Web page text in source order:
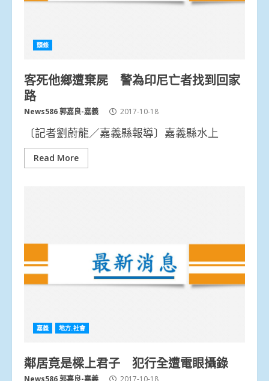
頭條
客死他鄉遭棄屍 警為印尼亡者找到回家
路
News586 郭嘉良-嘉義 2017-10-18
〔記者劉蔚龍／嘉義縣報導〕嘉義縣水上
Read More
嘉義 地方.社會
鄰居竟是樑上君子 犯行全遭電眼攝錄
News586 郭嘉良-嘉義 2017-10-18